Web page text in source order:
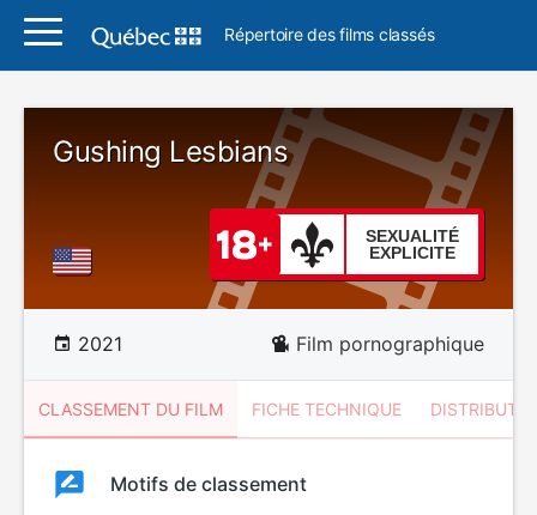
Répertoire des films classés
Gushing Lesbians
SEXUALITÉ
EXPLICITE
2021 Film pornographique
CLASSEMENT DU FILM FICHE TECHNIQUE
ClassementClassement
Motifs de classement